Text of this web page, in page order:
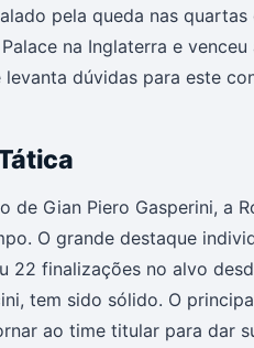
pela queda nas
na Inglaterra e
dúvidas para este
de Gian Piero Gasperini, a
O grande destaque
22 finalizações no alvo
tem sido sólido. O
ao time titular para dar